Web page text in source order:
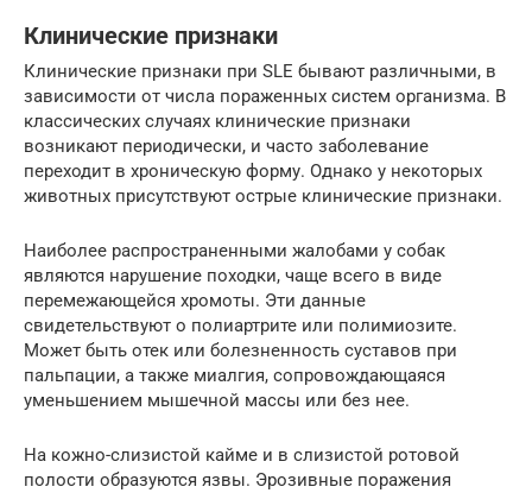
Клинические признаки
Клинические признаки при SLE бывают различными, в
зависимости от числа пораженных систем организма. В
классических случаях клинические признаки
возникают периодически, и часто заболевание
переходит в хроническую форму. Однако у некоторых
животных присутствуют острые клинические признаки.
Наиболее распространенными жалобами у собак
являются нарушение походки, чаще всего в виде
перемежающейся хромоты. Эти данные
свидетельствуют о полиартрите или полимиозите.
Может быть отек или болезненность суставов при
пальпации, а также миалгия, сопровождающаяся
уменьшением мышечной массы или без нее.
На кожно-слизистой кайме и в слизистой ротовой
полости образуются язвы. Эрозивные поражения